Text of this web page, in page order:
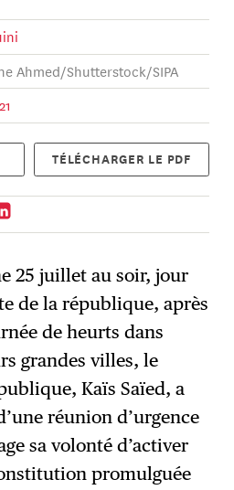
Ahmed/Shutterstock/SIPA
TÉLÉCHARGER LE PDF
25 juillet au soir, jour
de la république, après
de heurts dans
grandes villes, le
Kaïs Saïed, a
réunion d’urgence
sa volonté d’activer
promulguée